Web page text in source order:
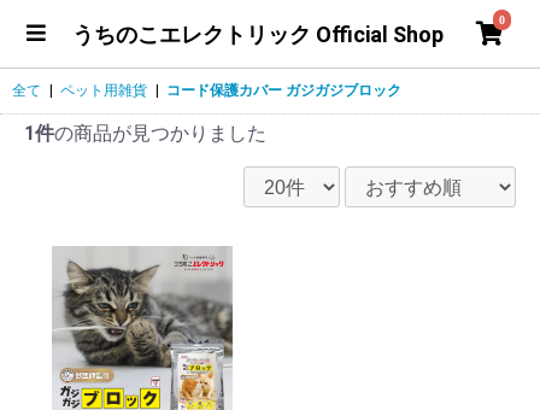
うちのこエレクトリック Official Shop
0
全て ペット用雑貨 コード保護カバー ガジガジブロック
1件の商品が見つかりました